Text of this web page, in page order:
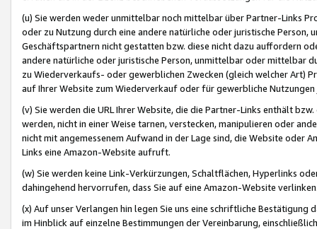
(u) Sie werden weder unmittelbar noch mittelbar über Partner-Links
oder zu Nutzung durch eine andere natürliche oder juristische
Geschäftspartnern nicht gestatten bzw. diese nicht dazu auffordern
andere natürliche oder juristische Person, unmittelbar oder mittelbar
zu Wiederverkaufs- oder gewerblichen Zwecken (gleich welcher Art)
auf Ihrer Website zum Wiederverkauf oder für gewerbliche
(v) Sie werden die URL Ihrer Website, die die Partner-Links enthält
werden, nicht in einer Weise tarnen, verstecken, manipulieren oder
nicht mit angemessenem Aufwand in der Lage sind, die Website oder
Links eine Amazon-Website aufruft.
(w) Sie werden keine Link-Verkürzungen, Schaltflächen, Hyperlinks
dahingehend hervorrufen, dass Sie auf eine Amazon-Website
(x) Auf unser Verlangen hin legen Sie uns eine schriftliche
im Hinblick auf einzelne Bestimmungen der Vereinbarung,